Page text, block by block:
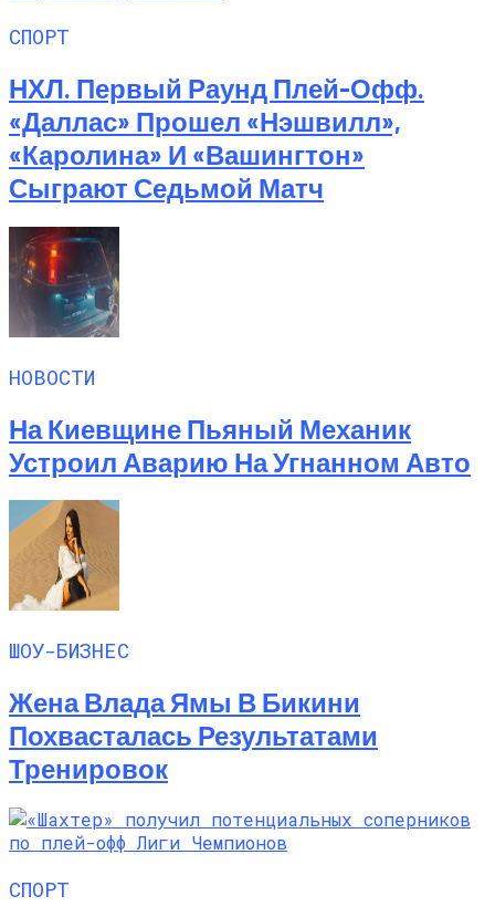
СПОРТ
НХЛ. Первый Раунд Плей-Офф.
«Даллас» Прошел «Нэшвилл»,
«Каролина» И «Вашингтон»
Сыграют Седьмой Матч
НОВОСТИ
На Киевщине Пьяный Механик
Устроил Аварию На Угнанном Авто
ШОУ-БИЗНЕС
Жена Влада Ямы В Бикини
Похвасталась Результатами
Тренировок
СПОРТ